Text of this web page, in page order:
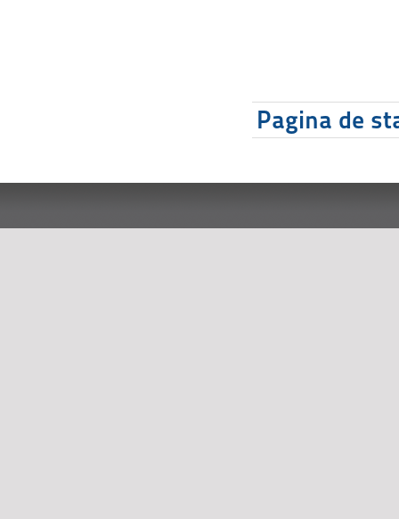
Pagina de